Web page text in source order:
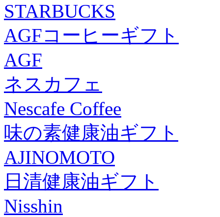
STARBUCKS
AGFコーヒーギフト
AGF
ネスカフェ
Nescafe Coffee
味の素健康油ギフト
AJINOMOTO
日清健康油ギフト
Nisshin